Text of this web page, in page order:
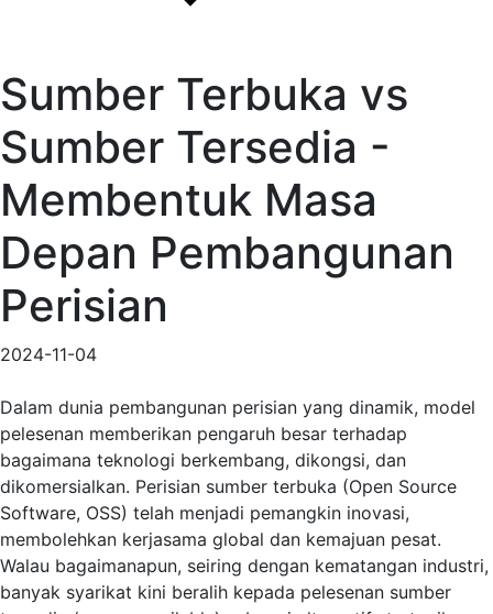
Sumber Terbuka vs
Sumber Tersedia -
Membentuk Masa
Depan Pembangunan
Perisian
2024-11-04
Dalam dunia pembangunan perisian yang dinamik, model
pelesenan memberikan pengaruh besar terhadap
bagaimana teknologi berkembang, dikongsi, dan
dikomersialkan. Perisian sumber terbuka (Open Source
Software, OSS) telah menjadi pemangkin inovasi,
membolehkan kerjasama global dan kemajuan pesat.
Walau bagaimanapun, seiring dengan kematangan industri,
banyak syarikat kini beralih kepada pelesenan sumber